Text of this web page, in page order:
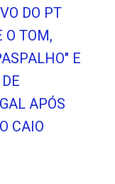
DO PT
O TOM,
E
APÓS
CAIO